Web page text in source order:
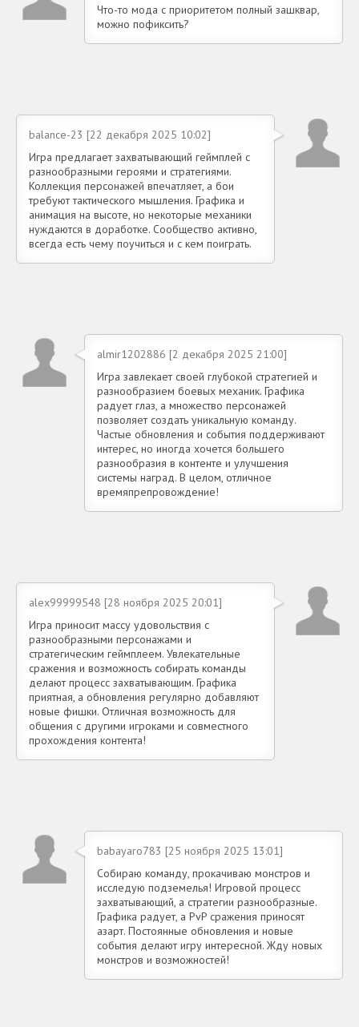
Что-то мода с приоритетом полный зашквар,
можно пофиксить?
balance-23 [22 декабря 2025 10:02]
Игра предлагает захватывающий геймплей с
разнообразными героями и стратегиями.
Коллекция персонажей впечатляет, а бои
требуют тактического мышления. Графика и
анимация на высоте, но некоторые механики
нуждаются в доработке. Сообщество активно,
всегда есть чему поучиться и с кем поиграть.
almir1202886 [2 декабря 2025 21:00]
Игра завлекает своей глубокой стратегией и
разнообразием боевых механик. Графика
радует глаз, а множество персонажей
позволяет создать уникальную команду.
Частые обновления и события поддерживают
интерес, но иногда хочется большего
разнообразия в контенте и улучшения
системы наград. В целом, отличное
времяпрепровождение!
alex99999548 [28 ноября 2025 20:01]
Игра приносит массу удовольствия с
разнообразными персонажами и
стратегическим геймплеем. Увлекательные
сражения и возможность собирать команды
делают процесс захватывающим. Графика
приятная, а обновления регулярно добавляют
новые фишки. Отличная возможность для
общения с другими игроками и совместного
прохождения контента!
babayaro783 [25 ноября 2025 13:01]
Собираю команду, прокачиваю монстров и
исследую подземелья! Игровой процесс
захватывающий, а стратегии разнообразные.
Графика радует, а PvP сражения приносят
азарт. Постоянные обновления и новые
события делают игру интересной. Жду новых
монстров и возможностей!